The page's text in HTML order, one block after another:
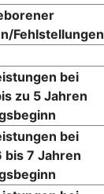
Fehlstellungen
bei
zu 5 Jahren
bei
bis 7 Jahren